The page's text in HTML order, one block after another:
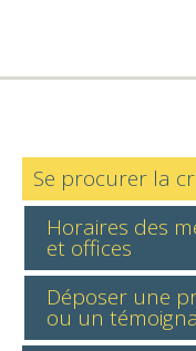
Se procurer la
Horaires des
et offices
Déposer une
ou un